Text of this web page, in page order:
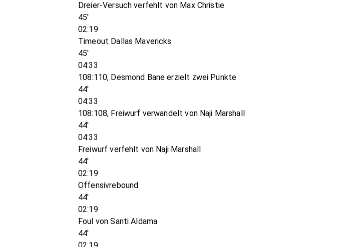
Dreier-Versuch verfehlt von Max Christie
45'
02:19
Timeout Dallas Mavericks
45'
04:33
108:110, Desmond Bane erzielt zwei Punkte
44'
04:33
108:108, Freiwurf verwandelt von Naji Marshall
44'
04:33
Freiwurf verfehlt von Naji Marshall
44'
02:19
Offensivrebound
44'
02:19
Foul von Santi Aldama
44'